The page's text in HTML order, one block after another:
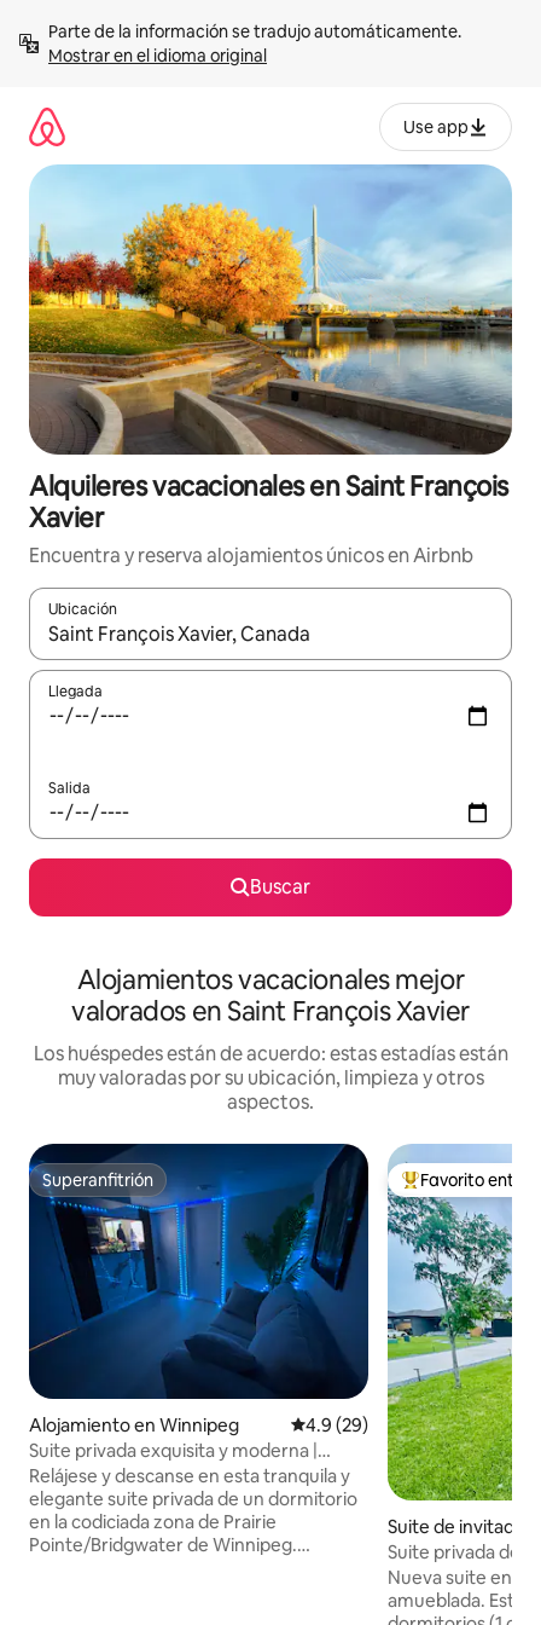
contenidoMostrar en el idioma original
Use app
Alquileres vacacionales en Saint François
Xavier
Encuentra y reserva alojamientos únicos en Airbnb
Ubicación
Cuando los resultados estén disponibles, navega con las
Llegada
Salida
Buscar
Alojamientos vacacionales mejor
valorados en Saint François Xavier
Los huéspedes están de acuerdo: estas estadías están
muy valoradas por su ubicación, limpieza y otros
aspectos.
Superanfitrión
Superanfitrión
Alojamiento en Winnipeg Calificación promedio: 4.9 de
4.9 (29)
Suite privada exquisita y moderna |
Registro de entrada autónomo
Relájese y descanse en esta tranquila y
elegante suite privada de un dormitorio
en la codiciada zona de Prairie
Pointe/Bridgwater de Winnipeg.
Favorito entre
Favorito entre
Suite de invitados
ngley
Suite privada de
el sótano en
Nueva suite en
amueblada. Esta